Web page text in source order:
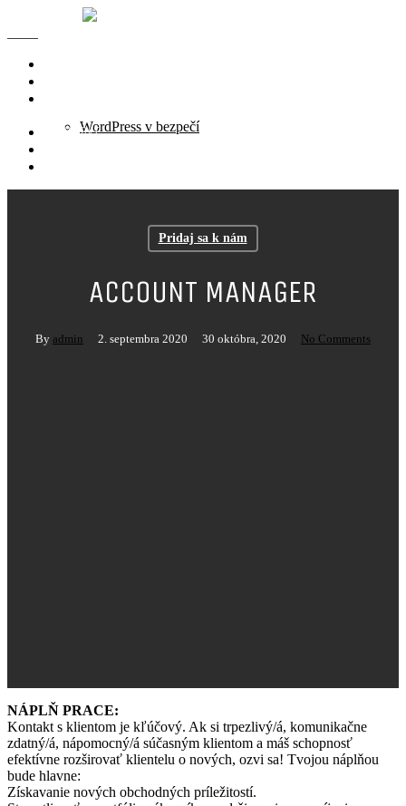
content
WordPress v bezpečí
Kontakt
Pridaj sa k nám
ACCOUNT MANAGER
By admin 2. septembra 2020 30 októbra, 2020 No Comments
NÁPLŇ PRACE:
Kontakt s klientom je kľúčový. Ak si trpezlivý/á, komunikačne
zdatný/á, nápomocný/á súčasným klientom a máš schopnosť
efektívne rozširovať klientelu o nových, ozvi sa! Tvojou náplňou
bude hlavne:
Získavanie nových obchodných príležitostí.